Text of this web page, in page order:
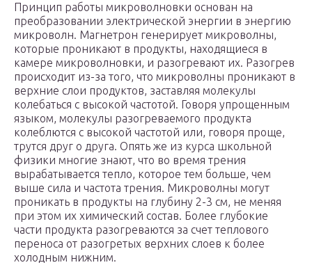
Принцип работы микроволновки основан на
преобразовании электрической энергии в энергию
микроволн. Магнетрон генерирует микроволны,
которые проникают в продукты, находящиеся в
камере микроволновки, и разогревают их. Разогрев
происходит из-за того, что микроволны проникают в
верхние слои продуктов, заставляя молекулы
колебаться с высокой частотой. Говоря упрощенным
языком, молекулы разогреваемого продукта
колеблются с высокой частотой или, говоря проще,
трутся друг о друга. Опять же из курса школьной
физики многие знают, что во время трения
вырабатывается тепло, которое тем больше, чем
выше сила и частота трения. Микроволны могут
проникать в продукты на глубину 2-3 см, не меняя
при этом их химический состав. Более глубокие
части продукта разогреваются за счет теплового
переноса от разогретых верхних слоев к более
холодным нижним.